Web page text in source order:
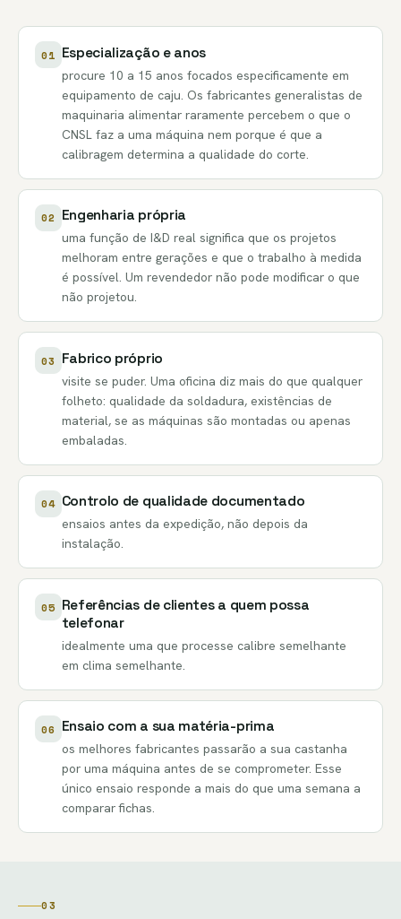
01 Especialização e anos
procure 10 a 15 anos focados especificamente em
equipamento de caju. Os fabricantes generalistas de
maquinaria alimentar raramente percebem o que o
CNSL faz a uma máquina nem porque é que a
calibragem determina a qualidade do corte.
02 Engenharia própria
uma função de I&D real significa que os projetos
melhoram entre gerações e que o trabalho à medida
é possível. Um revendedor não pode modificar o que
não projetou.
03 Fabrico próprio
visite se puder. Uma oficina diz mais do que qualquer
folheto: qualidade da soldadura, existências de
material, se as máquinas são montadas ou apenas
embaladas.
04 Controlo de qualidade documentado
ensaios antes da expedição, não depois da
instalação.
05 Referências de clientes a quem possa
telefonar
idealmente uma que processe calibre semelhante
em clima semelhante.
06 Ensaio com a sua matéria-prima
os melhores fabricantes passarão a sua castanha
por uma máquina antes de se comprometer. Esse
único ensaio responde a mais do que uma semana a
comparar fichas.
03